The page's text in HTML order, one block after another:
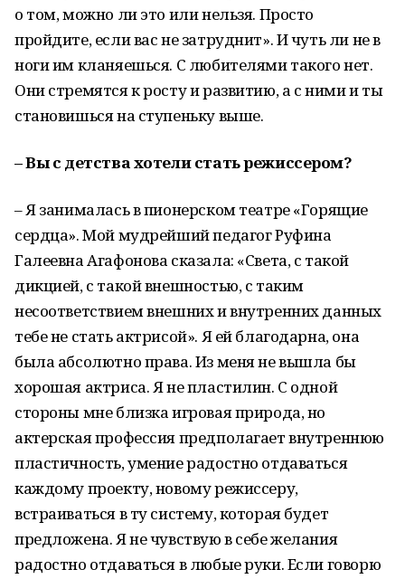
о том, можно ли это или нельзя. Просто
пройдите, если вас не затруднит». И чуть ли не в
ноги им кланяешься. С любителями такого нет.
Они стремятся к росту и развитию, а с ними и ты
становишься на ступеньку выше.
– Вы с детства хотели стать режиссером?
– Я занималась в пионерском театре «Горящие
сердца». Мой мудрейший педагог Руфина
Галеевна Агафонова сказала: «Света, с такой
дикцией, с такой внешностью, с таким
несоответствием внешних и внутренних данных
тебе не стать актрисой». Я ей благодарна, она
была абсолютно права. Из меня не вышла бы
хорошая актриса. Я не пластилин. С одной
стороны мне близка игровая природа, но
актерская профессия предполагает внутреннюю
пластичность, умение радостно отдаваться
каждому проекту, новому режиссеру,
встраиваться в ту систему, которая будет
предложена. Я не чувствую в себе желания
радостно отдаваться в любые руки. Если говорю